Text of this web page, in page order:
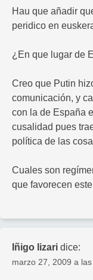
Hau que añadir
peridico en
¿En que lugar de
Creo que Putin
comunicación, y
con la de España
cusalidad pues
política de las
Cuales son
que favorecen
Iñigo lizari dice:
marzo 27, 2009 a